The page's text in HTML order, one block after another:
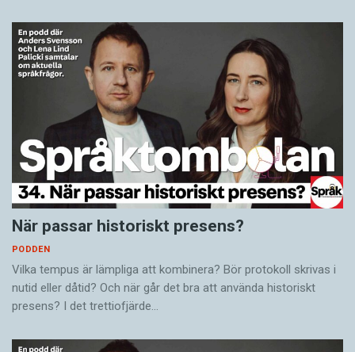
När passar historiskt presens?
PODDEN
Vilka tempus är lämpliga att kombinera? Bör protokoll skrivas i
nutid eller dåtid? Och när går det bra att använda historiskt
presens? I det trettiofjärde…